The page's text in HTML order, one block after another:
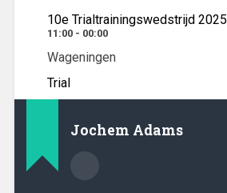
10e Trialtrainingswedstrijd 2025
11:00 - 00:00
Wageningen
Trial
Jochem Adams